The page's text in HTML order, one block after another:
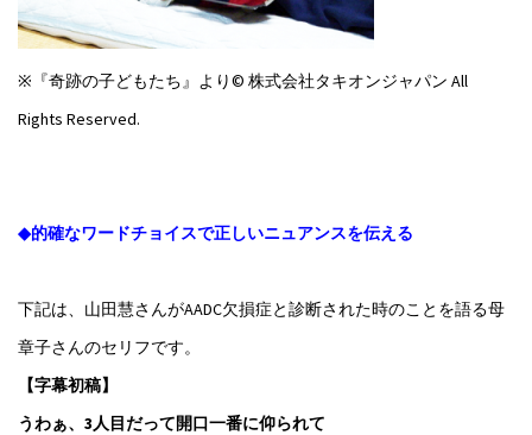
※『奇跡の子どもたち』より© 株式会社タキオンジャパン All
Rights Reserved.
◆的確なワードチョイスで正しいニュアンスを伝える
下記は、山田慧さんがAADC欠損症と診断された時のことを語る母
章子さんのセリフです。
【字幕初稿】
うわぁ、3人目だって開口一番に仰られて